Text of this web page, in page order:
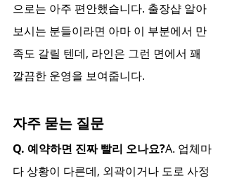
으로는 아주 편안했습니다. 출장샵 알아
보시는 분들이라면 아마 이 부분에서 만
족도 갈릴 텐데, 라인은 그런 면에서 꽤
깔끔한 운영을 보여줍니다.
자주 묻는 질문
Q. 예약하면 진짜 빨리 오나요?A. 업체마
다 상황이 다른데, 외곽이거나 도로 사정